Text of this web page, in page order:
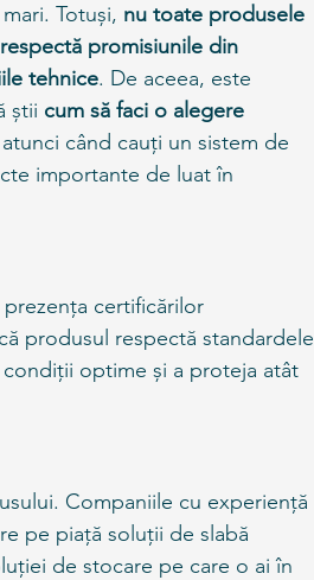
Totuși, nu toate produsele
promisiunile din
tehnice. De aceea, este
știi cum să faci o alegere
atunci când cauți un sistem de
importante de luat în
certificărilor
produsul respectă standardele
optime și a proteja atât
Companiile cu experiență
pe piață soluții de slabă
de stocare pe care o ai în